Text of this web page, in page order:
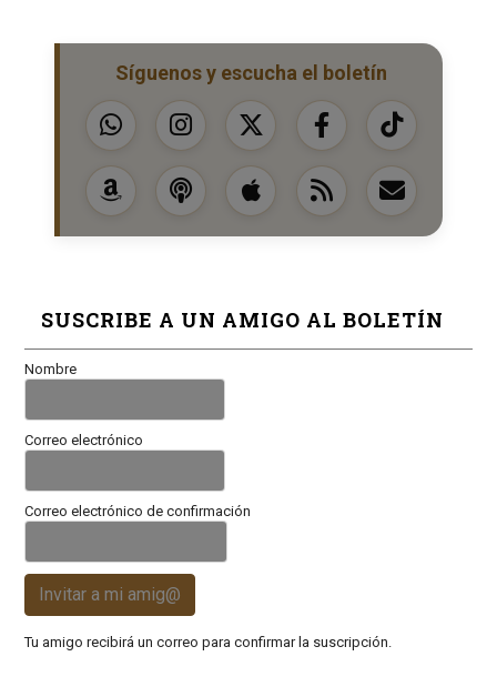
Síguenos y escucha el boletín
SUSCRIBE A UN AMIGO AL BOLETÍN
Nombre
Correo electrónico
Correo electrónico de confirmación
Invitar a mi amig@
Tu amigo recibirá un correo para confirmar la suscripción.